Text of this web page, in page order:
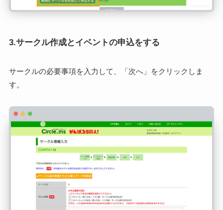
3.サークル作成とイベントの申込をする
サークルの必要事項を入力して、「次へ」をクリックしま
す。